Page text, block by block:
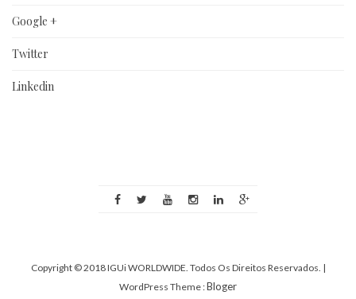
Google +
Twitter
Linkedin
Copyright © 2018 IGUi WORLDWIDE. Todos Os Direitos Reservados. |
WordPress Theme :Bloger